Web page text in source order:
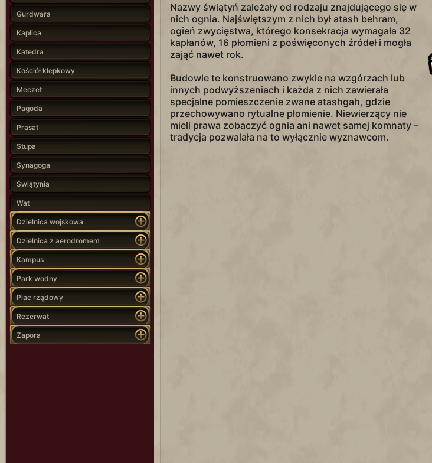
Gurdwara
Kaplica
Katedra
Kościół klepkowy
Meczet
Pagoda
Prasat
Stupa
Synagoga
Świątynia
Wat
Dzielnica wojskowa
Dzielnica z aerodromem
Kampus
Park wodny
Plac rządowy
Rezerwat
Zapora
Nazwy świątyń zależały od rodzaju znajdującego się w
nich ognia. Najświętszym z nich był atash behram,
ogień zwycięstwa, którego konsekracja wymagała 32
kapłanów, 16 płomieni z poświęconych źródeł i mogła
zająć nawet rok.
Budowle te konstruowano zwykle na wzgórzach lub
innych podwyższeniach i każda z nich zawierała
specjalne pomieszczenie zwane atashgah, gdzie
przechowywano rytualne płomienie. Niewierzący nie
mieli prawa zobaczyć ognia ani nawet samej komnaty –
tradycja pozwalała na to wyłącznie wyznawcom.